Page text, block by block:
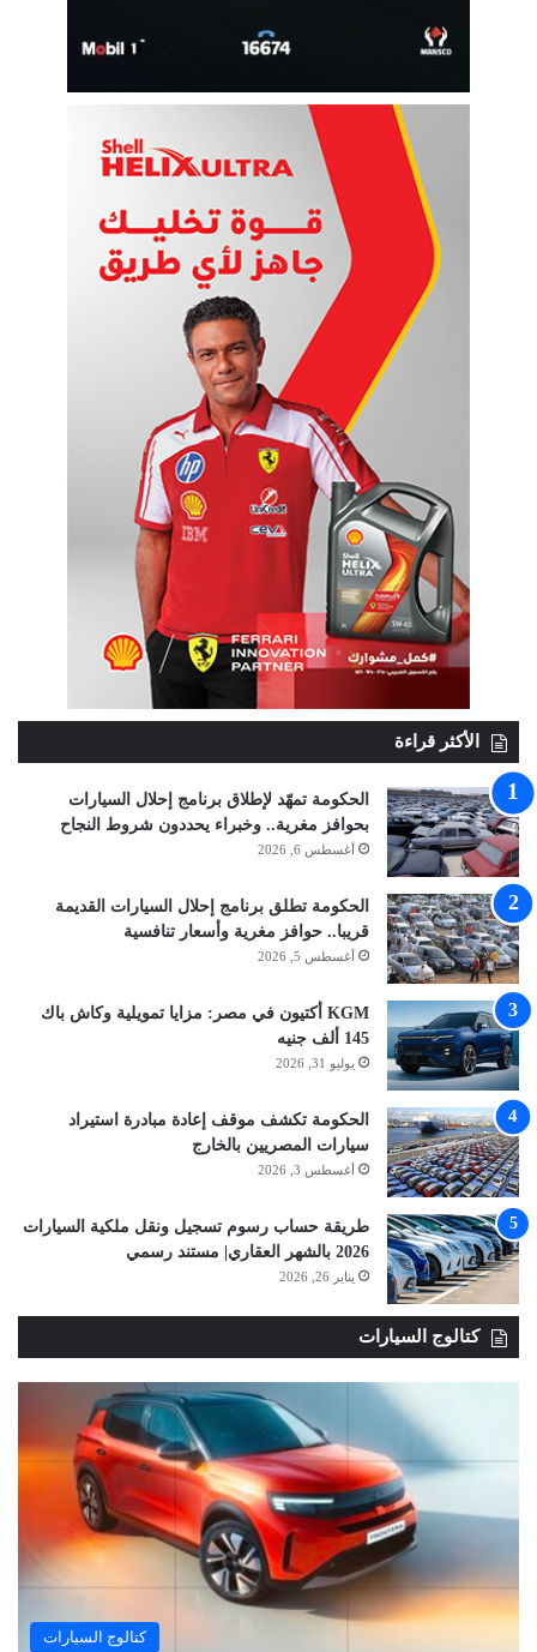
الأكثر قراءة
الحكومة تمهّد لإطلاق برنامج إحلال السيارات
بحوافز مغرية.. وخبراء يحددون شروط النجاح
أغسطس 6, 2026
الحكومة تطلق برنامج إحلال السيارات القديمة
قريبا.. حوافز مغرية وأسعار تنافسية
أغسطس 5, 2026
KGM أكتيون في مصر: مزايا تمويلية وكاش باك
145 ألف جنيه
يوليو 31, 2026
الحكومة تكشف موقف إعادة مبادرة استيراد
سيارات المصريين بالخارج
أغسطس 3, 2026
طريقة حساب رسوم تسجيل ونقل ملكية السيارات
2026 بالشهر العقاري| مستند رسمي
يناير 26, 2026
كتالوج السيارات
كتالوج السيارات